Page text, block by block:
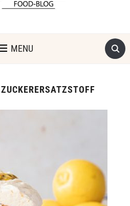
MENU
ZUCKERERSATZSTOFF